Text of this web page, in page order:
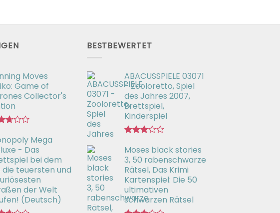
Moves
Game of
Collector's
5
Mega
- Das
bei dem
die teuersten und
der Welt
(Deutsch)
BESTBEWERTET
ABACUSSPIELE 03071
- Zooloretto, Spiel
des Jahres 2007,
Brettspiel,
Kinderspiel
mit
3.02
von 5
Moses black stories
3, 50 rabenschwarze
Rätsel, Das Krimi
Kartenspiel: Die 50
ultimativen
schwarzen Rätsel